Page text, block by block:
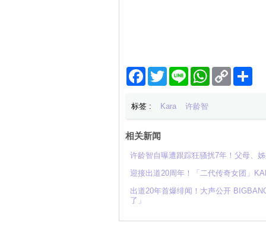
Facebook
TwitterLine WhatsApp
Copy
Link
分
标签 : Kara 许龄智
相关新闻
许龄智自曝遭跟踪狂骚扰7年！父母、
迎接出道20周年！「二代传奇女团」
出道20年首爆绯闻！大声公开
了」